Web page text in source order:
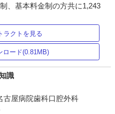
、基本料金制の方共に1,243
ラクトを見る
ロード(0.81MB)
識
古屋病院歯科口腔外科